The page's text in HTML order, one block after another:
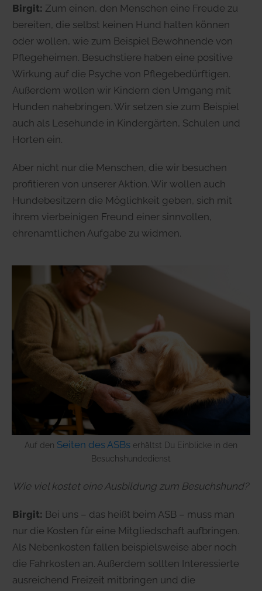
Birgit: Zum einen, den Menschen eine Freude zu
bereiten, die selbst keinen Hund halten können
oder wollen, wie zum Beispiel Bewohnende von
Pflegeheimen. Besuchstiere haben eine positive
Wirkung auf die Psyche von Pflegebedürftigen.
Außerdem wollen wir Kindern den Umgang mit
Hunden nahebringen. Wir setzen sie zum Beispiel
auch als Lesehunde in Kindergärten, Schulen und
Horten ein.
Aber nicht nur die Menschen, die wir besuchen
profitieren von unserer Aktion. Wir wollen auch
Hundebesitzern die Möglichkeit geben, sich mit
ihrem vierbeinigen Freund einer sinnvollen,
ehrenamtlichen Aufgabe zu widmen.
Auf den Seiten des ASBs erhältst Du Einblicke in den
Besuchshundedienst
Wie viel kostet eine Ausbildung zum Besuchshund?
Birgit: Bei uns – das heißt beim ASB – muss man
nur die Kosten für eine Mitgliedschaft aufbringen.
Als Nebenkosten fallen beispielsweise aber noch
die Fahrkosten an. Außerdem sollten Interessierte
ausreichend Freizeit mitbringen und die